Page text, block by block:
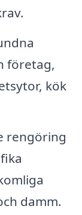
företag,
kök
rengöring
damm.